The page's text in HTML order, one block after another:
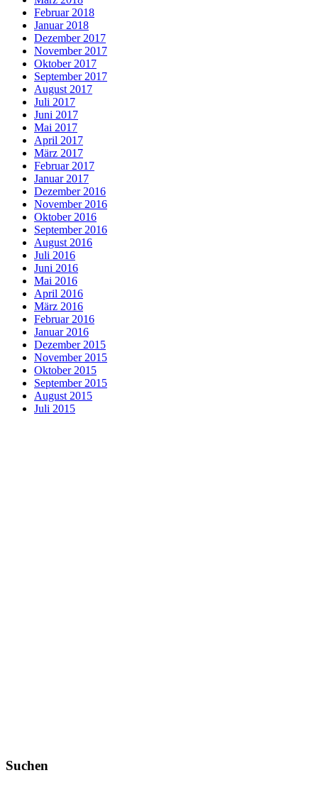
Februar 2018
Januar 2018
Dezember 2017
November 2017
Oktober 2017
September 2017
August 2017
Juli 2017
Juni 2017
Mai 2017
April 2017
März 2017
Februar 2017
Januar 2017
Dezember 2016
November 2016
Oktober 2016
September 2016
August 2016
Juli 2016
Juni 2016
Mai 2016
April 2016
März 2016
Februar 2016
Januar 2016
Dezember 2015
November 2015
Oktober 2015
September 2015
August 2015
Juli 2015
Suchen